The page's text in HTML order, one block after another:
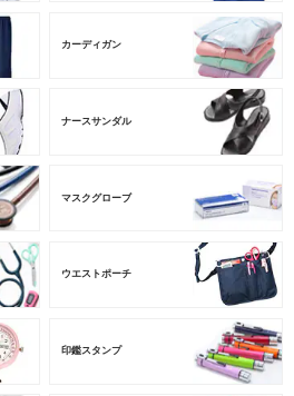
カーディガン
ナースサンダル
マスクグローブ
ウエストポーチ
印鑑スタンプ